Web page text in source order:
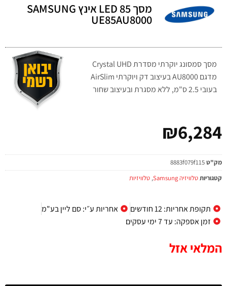
מסך LED 85 אינץ SAMSUNG
UE85AU8000
מסך סמסונג יוקרתי מסדרת Crystal UHD
מדגם AU8000 בעיצוב דק ויוקרתי AirSlim
בעובי 2.5 ס"מ, ללא מסגרת ובעיצוב שחור
₪6,284
מק"ט8883f079f115
קטגוריותטלוויזיה Samsung , טלוויזיות
תקופת אחריות: 12 חודשים
אחריות ע״י: סם ליין בע"מ
זמן אספקה: עד 7 ימי עסקים
המלאי אזל